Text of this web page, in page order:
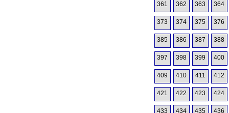
361 362 363 364
373 374 375 376
385 386 387 388
397 398 399 400
409 410 411 412
421 422 423 424
433 434 435 436